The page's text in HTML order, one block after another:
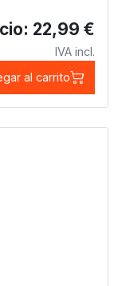
22,99 €
IVA incl.
al carrito